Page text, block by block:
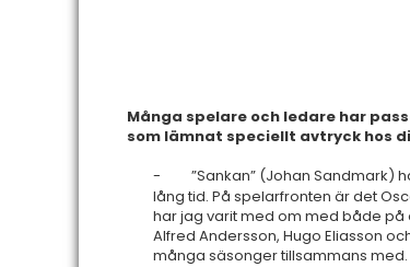
Många spelare och ledare har
som lämnat speciellt avtryck hos
-
”Sankan” (Johan Sandmark)
lång tid. På spelarfronten är det
har jag varit med om med både på
Alfred Andersson, Hugo Eliasson
många säsonger tillsammans med.